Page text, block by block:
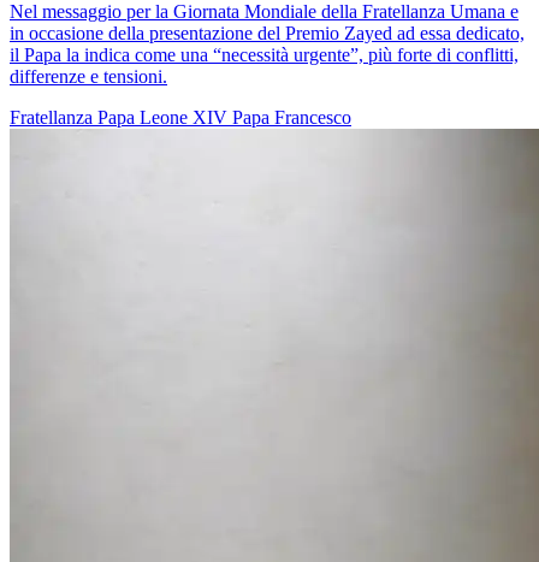
Nel messaggio per la Giornata Mondiale della Fratellanza Umana e
in occasione della presentazione del Premio Zayed ad essa dedicato,
il Papa la indica come una “necessità urgente”, più forte di conflitti,
differenze e tensioni.
Fratellanza Papa Leone XIV Papa Francesco